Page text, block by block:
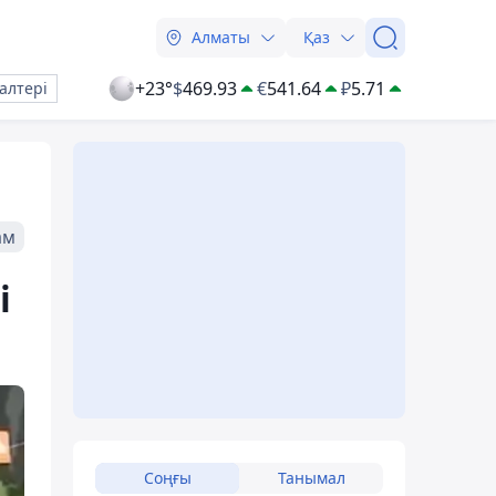
Алматы Қаз
+23°$469.93 €541.64 ₽5.71
Соңғы Танымал